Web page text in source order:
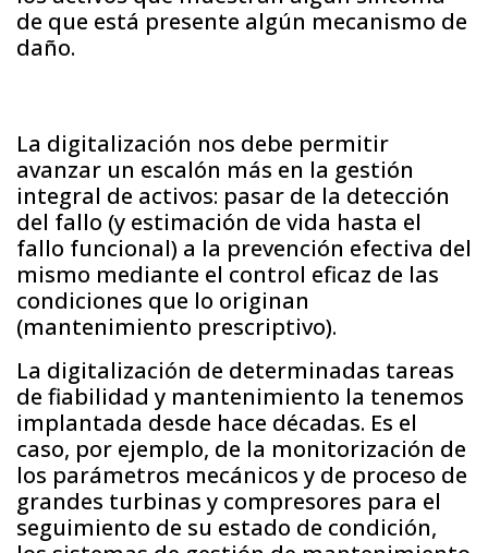
de que está presente algún mecanismo de
daño.
La digitalización nos debe permitir
avanzar un escalón más en la gestión
integral de activos: pasar de la detección
del fallo (y estimación de vida hasta el
fallo funcional) a la prevención efectiva del
mismo mediante el control eficaz de las
condiciones que lo originan
(mantenimiento prescriptivo).
La digitalización de determinadas tareas
de fiabilidad y mantenimiento la tenemos
implantada desde hace décadas. Es el
caso, por ejemplo, de la monitorización de
los parámetros mecánicos y de proceso de
grandes turbinas y compresores para el
seguimiento de su estado de condición,